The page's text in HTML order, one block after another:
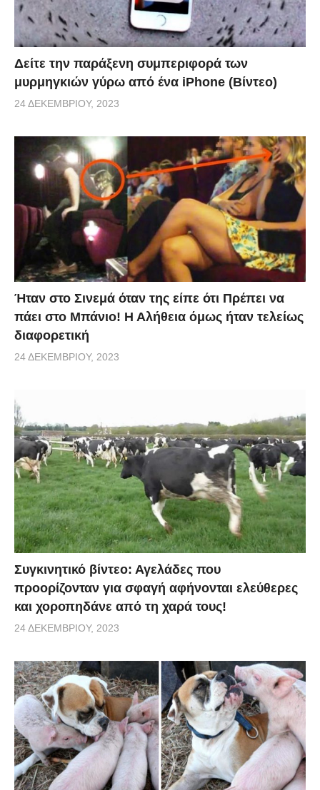
Δείτε την παράξενη συμπεριφορά των
μυρμηγκιών γύρω από ένα iPhone (Βίντεο)
24 ΔΕΚΕΜΒΡΊΟΥ, 2023
Ήταν στο Σινεμά όταν της είπε ότι Πρέπει να
πάει στο Μπάνιο! Η Αλήθεια όμως ήταν τελείως
διαφορετική
24 ΔΕΚΕΜΒΡΊΟΥ, 2023
Συγκινητικό βίντεο: Αγελάδες που
προορίζονταν για σφαγή αφήνονται ελεύθερες
και χοροπηδάνε από τη χαρά τους!
24 ΔΕΚΕΜΒΡΊΟΥ, 2023